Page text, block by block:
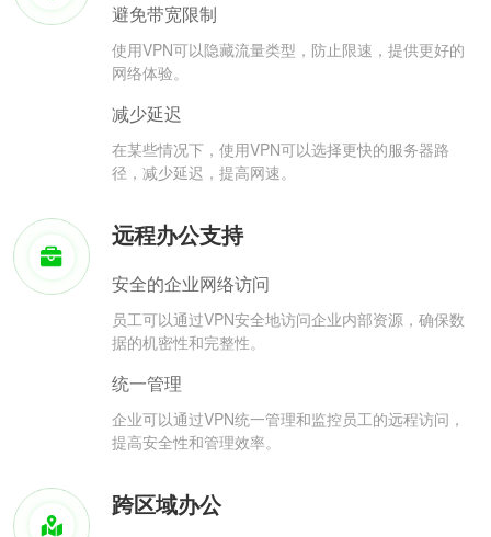
避免带宽限制
使用VPN可以隐藏流量类型，防止限速，提供更好的
网络体验。
减少延迟
在某些情况下，使用VPN可以选择更快的服务器路
径，减少延迟，提高网速。
远程办公支持
安全的企业网络访问
员工可以通过VPN安全地访问企业内部资源，确保数
据的机密性和完整性。
统一管理
企业可以通过VPN统一管理和监控员工的远程访问，
提高安全性和管理效率。
跨区域办公